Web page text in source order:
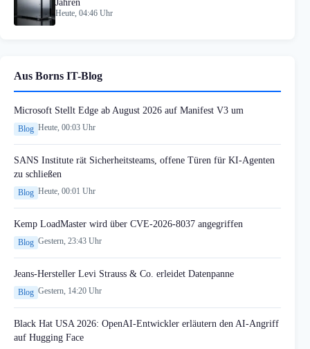
Jahren
Heute, 04:46 Uhr
Aus Borns IT-Blog
Microsoft Stellt Edge ab August 2026 auf Manifest V3 um
Blog Heute, 00:03 Uhr
SANS Institute rät Sicherheitsteams, offene Türen für KI-Agenten
zu schließen
Blog Heute, 00:01 Uhr
Kemp LoadMaster wird über CVE-2026-8037 angegriffen
Blog Gestern, 23:43 Uhr
Jeans-Hersteller Levi Strauss & Co. erleidet Datenpanne
Blog Gestern, 14:20 Uhr
Black Hat USA 2026: OpenAI-Entwickler erläutern den AI-Angriff
auf Hugging Face